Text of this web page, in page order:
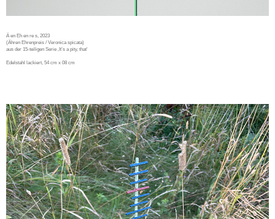
Ä en Eh en re s, 2023
(Ähren Ehrenpreis / Veronica spicata)
aus der 15-teiligen Serie ‚It’s a pity, that‘
Edelstahl lackiert, 54 cm x 08 cm